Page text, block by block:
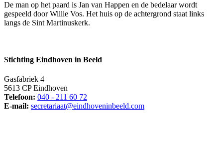
De man op het paard is Jan van Happen en de bedelaar wordt
gespeeld door Willie Vos. Het huis op de achtergrond staat links
langs de Sint Martinuskerk.
Stichting Eindhoven in Beeld
Gasfabriek 4
5613 CP Eindhoven
Telefoon: 040 - 211 60 72
E-mail: secretariaat@eindhoveninbeeld.com